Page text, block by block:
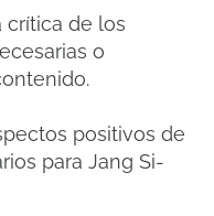
crítica de los
o
positivos de
para Jang Si-